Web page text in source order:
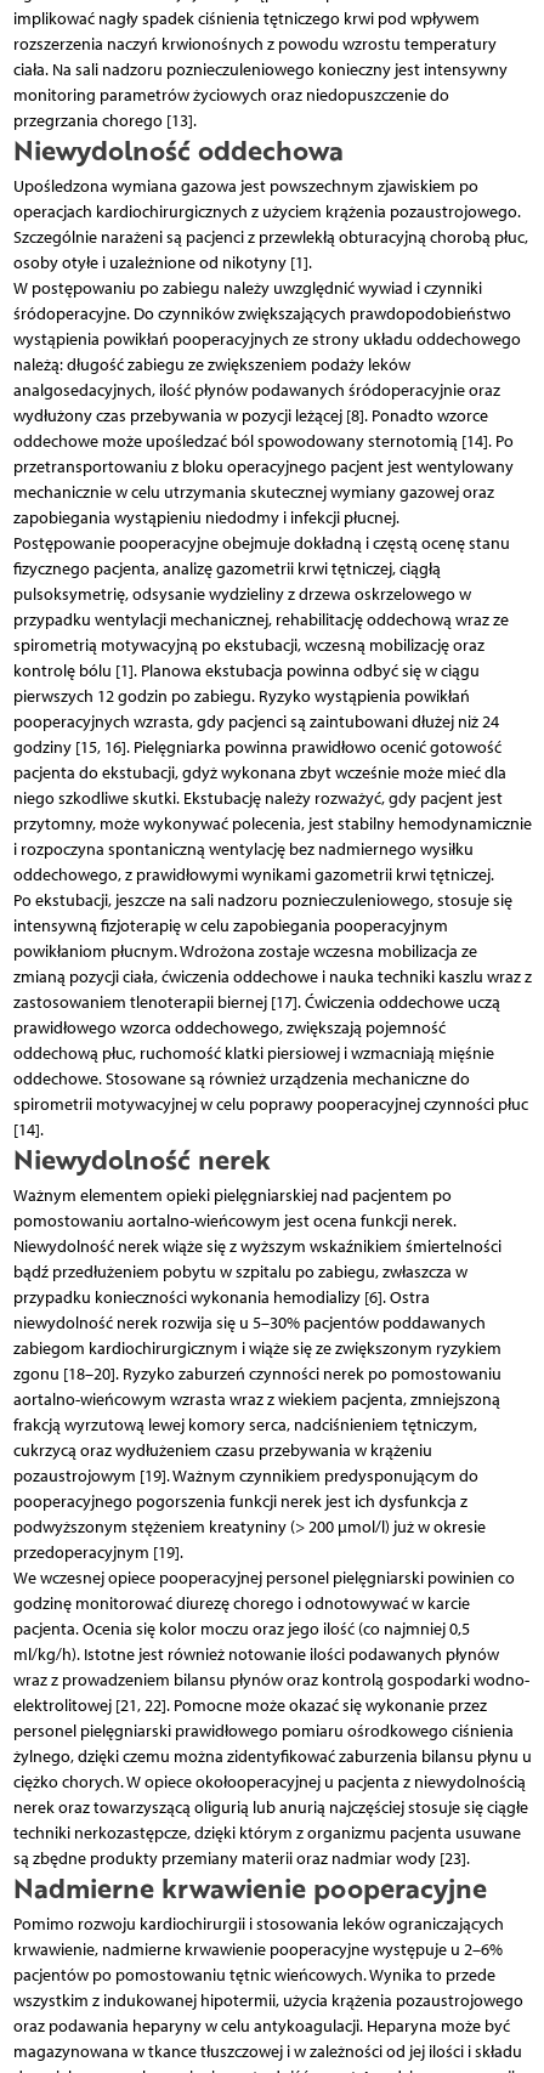
implikować nagły spadek ciśnienia tętniczego krwi pod wpływem
rozszerzenia naczyń krwionośnych z powodu wzrostu temperatury
ciała. Na sali nadzoru poznieczuleniowego konieczny jest intensywny
monitoring parametrów życiowych oraz niedopuszczenie do
przegrzania chorego [13].
Niewydolność oddechowa
Upośledzona wymiana gazowa jest powszechnym zjawiskiem po
operacjach kardiochirurgicznych z użyciem krążenia pozaustrojowego.
Szczególnie narażeni są pacjenci z przewlekłą obturacyjną chorobą płuc,
osoby otyłe i uzależnione od nikotyny [1].
W postępowaniu po zabiegu należy uwzględnić wywiad i czynniki
śródoperacyjne. Do czynników zwiększających prawdopodobieństwo
wystąpienia powikłań pooperacyjnych ze strony układu oddechowego
należą: długość zabiegu ze zwiększeniem podaży leków
analgosedacyjnych, ilość płynów podawanych śródoperacyjnie oraz
wydłużony czas przebywania w pozycji leżącej [8]. Ponadto wzorce
oddechowe może upośledzać ból spowodowany sternotomią [14]. Po
przetransportowaniu z bloku operacyjnego pacjent jest wentylowany
mechanicznie w celu utrzymania skutecznej wymiany gazowej oraz
zapobiegania wystąpieniu niedodmy i infekcji płucnej.
Postępowanie pooperacyjne obejmuje dokładną i częstą ocenę stanu
fizycznego pacjenta, analizę gazometrii krwi tętniczej, ciągłą
pulsoksymetrię, odsysanie wydzieliny z drzewa oskrzelowego w
przypadku wentylacji mechanicznej, rehabilitację oddechową wraz ze
spirometrią motywacyjną po ekstubacji, wczesną mobilizację oraz
kontrolę bólu [1]. Planowa ekstubacja powinna odbyć się w ciągu
pierwszych 12 godzin po zabiegu. Ryzyko wystąpienia powikłań
pooperacyjnych wzrasta, gdy pacjenci są zaintubowani dłużej niż 24
godziny [15, 16]. Pielęgniarka powinna prawidłowo ocenić gotowość
pacjenta do ekstubacji, gdyż wykonana zbyt wcześnie może mieć dla
niego szkodliwe skutki. Ekstubację należy rozważyć, gdy pacjent jest
przytomny, może wykonywać polecenia, jest stabilny hemodynamicznie
i rozpoczyna spontaniczną wentylację bez nadmiernego wysiłku
oddechowego, z prawidłowymi wynikami gazometrii krwi tętniczej.
Po ekstubacji, jeszcze na sali nadzoru poznieczuleniowego, stosuje się
intensywną fizjoterapię w celu zapobiegania pooperacyjnym
powikłaniom płucnym. Wdrożona zostaje wczesna mobilizacja ze
zmianą pozycji ciała, ćwiczenia oddechowe i nauka techniki kaszlu wraz z
zastosowaniem tlenoterapii biernej [17]. Ćwiczenia oddechowe uczą
prawidłowego wzorca oddechowego, zwiększają pojemność
oddechową płuc, ruchomość klatki piersiowej i wzmacniają mięśnie
oddechowe. Stosowane są również urządzenia mechaniczne do
spirometrii motywacyjnej w celu poprawy pooperacyjnej czynności płuc
[14].
Niewydolność nerek
Ważnym elementem opieki pielęgniarskiej nad pacjentem po
pomostowaniu aortalno-wieńcowym jest ocena funkcji nerek.
Niewydolność nerek wiąże się z wyższym wskaźnikiem śmiertelności
bądź przedłużeniem pobytu w szpitalu po zabiegu, zwłaszcza w
przypadku konieczności wykonania hemodializy [6]. Ostra
niewydolność nerek rozwija się u 5–30% pacjentów poddawanych
zabiegom kardiochirurgicznym i wiąże się ze zwiększonym ryzykiem
zgonu [18–20]. Ryzyko zaburzeń czynności nerek po pomostowaniu
aortalno-wieńcowym wzrasta wraz z wiekiem pacjenta, zmniejszoną
frakcją wyrzutową lewej komory serca, nadciśnieniem tętniczym,
cukrzycą oraz wydłużeniem czasu przebywania w krążeniu
pozaustrojowym [19]. Ważnym czynnikiem predysponującym do
pooperacyjnego pogorszenia funkcji nerek jest ich dysfunkcja z
podwyższonym stężeniem kreatyniny (> 200 µmol/l) już w okresie
przedoperacyjnym [19].
We wczesnej opiece pooperacyjnej personel pielęgniarski powinien co
godzinę monitorować diurezę chorego i odnotowywać w karcie
pacjenta. Ocenia się kolor moczu oraz jego ilość (co najmniej 0,5
ml/kg/h). Istotne jest również notowanie ilości podawanych płynów
wraz z prowadzeniem bilansu płynów oraz kontrolą gospodarki wodno-
elektrolitowej [21, 22]. Pomocne może okazać się wykonanie przez
personel pielęgniarski prawidłowego pomiaru ośrodkowego ciśnienia
żylnego, dzięki czemu można zidentyfikować zaburzenia bilansu płynu u
ciężko chorych. W opiece okołooperacyjnej u pacjenta z niewydolnością
nerek oraz towarzyszącą oligurią lub anurią najczęściej stosuje się ciągłe
techniki nerkozastępcze, dzięki którym z organizmu pacjenta usuwane
są zbędne produkty przemiany materii oraz nadmiar wody [23].
Nadmierne krwawienie pooperacyjne
Pomimo rozwoju kardiochirurgii i stosowania leków ograniczających
krwawienie, nadmierne krwawienie pooperacyjne występuje u 2–6%
pacjentów po pomostowaniu tętnic wieńcowych. Wynika to przede
wszystkim z indukowanej hipotermii, użycia krążenia pozaustrojowego
oraz podawania heparyny w celu antykoagulacji. Heparyna może być
magazynowana w tkance tłuszczowej i w zależności od jej ilości i składu